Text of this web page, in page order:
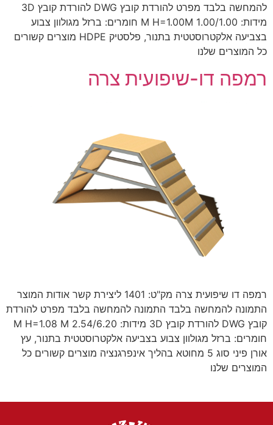
להמחשה בלבד מפרט להורדת קובץ DWG להורדת קובץ 3D
מידות: 1.00/1.00 M H=1.00M חומרים: ברזל מגולוון צבוע
בצביעה אלקטרוסטטית בתנור, פלסטיק HDPE מוצרים קשורים
כל המוצרים שלנו
רמפה דו-שיפועית צרה
רמפה דו שיפועית צרה מק"ט: 1401 ליצירת קשר אודות המוצר
התמונה להמחשה בלבד התמונה להמחשה בלבד מפרט להורדת
קובץ DWG להורדת קובץ 3D מידות: 2.54/6.20 M H=1.08 M
חומרים: ברזל מגולוון צבוע בצביעה אלקטרוסטטית בתנור, עץ
אורן פיני סוג 5 מחוטא בהליך אינפרגנציה מוצרים קשורים כל
המוצרים שלנו